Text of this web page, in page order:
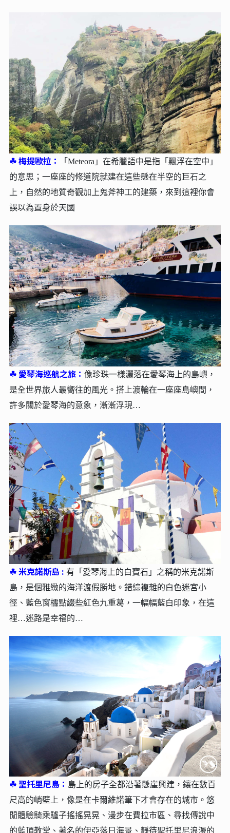
☘︎梅提歐拉：
「Meteora」在希臘語中是指「飄浮在空中」
的意思；一座座的修道院就建在這些懸在半空的巨石之
上，自然的地質奇觀加上鬼斧神工的建築，來到這裡你會
誤以為置身於天國
☘︎ 愛琴海巡航之旅： 像珍珠一樣灑落在愛琴海上的島嶼，
是全世界旅人最嚮往的風光。搭上渡輪在一座座島嶼間，
許多關於愛琴海的意象，漸漸浮現…
☘︎米克諾斯島 : 有「愛琴海上的白寶石」之稱的米克諾斯
島，是個雅緻的海洋渡假勝地。錯綜複雜的白色迷宮小
徑、藍色窗櫺點綴些紅色九重葛，一幅幅藍白印象，在這
裡…迷路是幸福的…
☘︎聖托里尼島： 島上的房子全都沿著懸崖興建，鑲在數百
尺高的峭壁上，像是在卡爾維諾筆下才會存在的城市。悠
閒體驗騎乘驢子搖搖晃晃、漫步在費拉市區、尋找傳說中
的藍頂教堂、著名的伊亞落日海景、靜待聖托里尼浪漫的